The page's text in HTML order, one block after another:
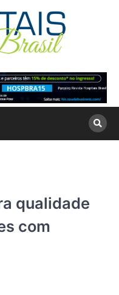
qualidade
com